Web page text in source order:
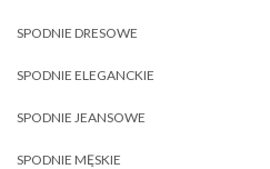
SPODNIE DRESOWE
SPODNIE ELEGANCKIE
SPODNIE JEANSOWE
SPODNIE MĘSKIE